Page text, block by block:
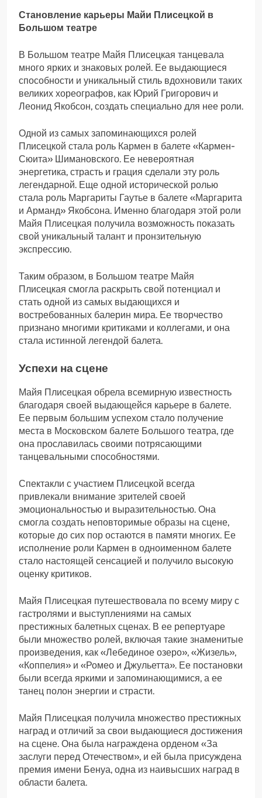
Становление карьеры Майи Плисецкой в
Большом театре
В Большом театре Майя Плисецкая танцевала
много ярких и знаковых ролей. Ее выдающиеся
способности и уникальный стиль вдохновили таких
великих хореографов, как Юрий Григорович и
Леонид Якобсон, создать специально для нее роли.
Одной из самых запоминающихся ролей
Плисецкой стала роль Кармен в балете «Кармен-
Сюита» Шимановского. Ее невероятная
энергетика, страсть и грация сделали эту роль
легендарной. Еще одной исторической ролью
стала роль Маргариты Гаутье в балете «Маргарита
и Арманд» Якобсона. Именно благодаря этой роли
Майя Плисецкая получила возможность показать
свой уникальный талант и пронзительную
экспрессию.
Таким образом, в Большом театре Майя
Плисецкая смогла раскрыть свой потенциал и
стать одной из самых выдающихся и
востребованных балерин мира. Ее творчество
признано многими критиками и коллегами, и она
стала истинной легендой балета.
Успехи на сцене
Майя Плисецкая обрела всемирную известность
благодаря своей выдающейся карьере в балете.
Ее первым большим успехом стало получение
места в Московском балете Большого театра, где
она прославилась своими потрясающими
танцевальными способностями.
Спектакли с участием Плисецкой всегда
привлекали внимание зрителей своей
эмоциональностью и выразительностью. Она
смогла создать неповторимые образы на сцене,
которые до сих пор остаются в памяти многих. Ее
исполнение роли Кармен в одноименном балете
стало настоящей сенсацией и получило высокую
оценку критиков.
Майя Плисецкая путешествовала по всему миру с
гастролями и выступлениями на самых
престижных балетных сценах. В ее репертуаре
были множество ролей, включая такие знаменитые
произведения, как «Лебединое озеро», «Жизель»,
«Коппелия» и «Ромео и Джульетта». Ее постановки
были всегда яркими и запоминающимися, а ее
танец полон энергии и страсти.
Майя Плисецкая получила множество престижных
наград и отличий за свои выдающиеся достижения
на сцене. Она была награждена орденом «За
заслуги перед Отечеством», и ей была присуждена
премия имени Бенуа, одна из наивысших наград в
области балета.